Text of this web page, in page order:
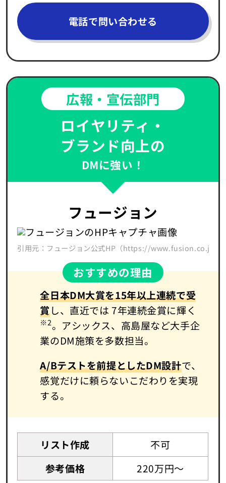
電話で問い合わせる
広報・宣伝部門
ロイヤリティ・
ブランド向上の
DMに強い！
フュージョン
引用元：フュージョン公式HP（https://www.fusion.co.jp/
おすすめの理由
全日本DM大賞を15年以上連続で受
賞し、直近では 7年連続金賞に輝く
※2。アシックス、高島屋など大手企
業のDM施策を多数担当。
A/Bテストを前提としたDM設計で、
感覚だけに頼らないこだわりを実現
する。
リスト作成
不可
参考価格
220万円～